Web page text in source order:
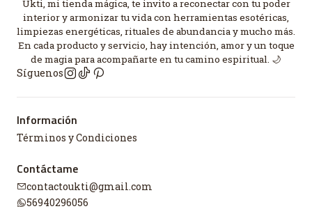
Ukti, mi tienda mágica, te invito a reconectar con tu poder
interior y armonizar tu vida con herramientas esotéricas,
limpiezas energéticas, rituales de abundancia y mucho más.
En cada producto y servicio, hay intención, amor y un toque
de magia para acompañarte en tu camino espiritual. 🌙
Síguenos
Información
Términos y Condiciones
Contáctame
contactoukti@gmail.com
56940296056